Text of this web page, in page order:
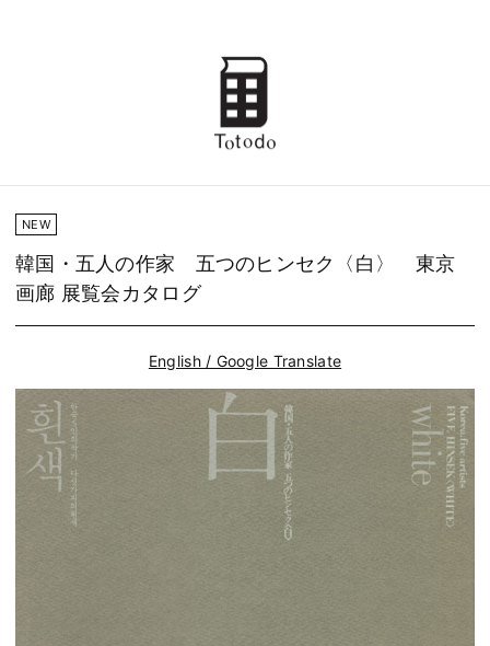
NEW
韓国・五人の作家 五つのヒンセク〈白〉 東京
画廊 展覧会カタログ
English / Google Translate